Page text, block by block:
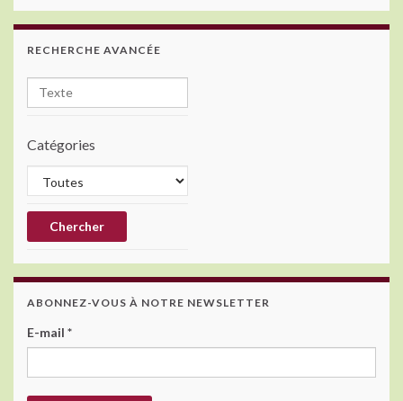
RECHERCHE AVANCÉE
Catégories
ABONNEZ-VOUS À NOTRE NEWSLETTER
E-mail *